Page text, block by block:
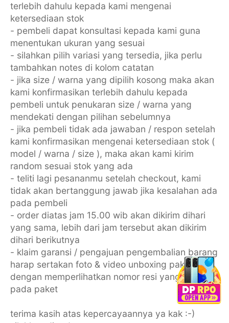
terlebih dahulu kepada kami mengenai
ketersediaan stok
- pembeli dapat konsultasi kepada kami guna
menentukan ukuran yang sesuai
- silahkan pilih variasi yang tersedia, jika perlu
tambahkan notes di kolom catatan
- jika size / warna yang dipilih kosong maka akan
kami konfirmasikan terlebih dahulu kepada
pembeli untuk penukaran size / warna yang
mendekati dengan pilihan sebelumnya
- jika pembeli tidak ada jawaban / respon setelah
kami konfirmasikan mengenai ketersediaan stok (
model / warna / size ), maka akan kami kirim
random sesuai stok yang ada
- teliti lagi pesananmu setelah checkout, kami
tidak akan bertanggung jawab jika kesalahan ada
pada pembeli
- order diatas jam 15.00 wib akan dikirim dihari
yang sama, lebih dari jam tersebut akan dikirim
dihari berikutnya
- klaim garansi / pengajuan pengembalian barang
harap sertakan foto & video unboxing paket
dengan memperlihatkan nomor resi yang melekat
pada paket
terima kasih atas kepercayaannya ya kak :-)